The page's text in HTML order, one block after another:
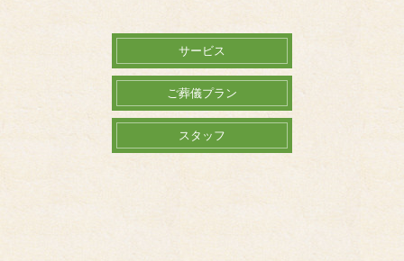
サービス
ご葬儀プラン
スタッフ